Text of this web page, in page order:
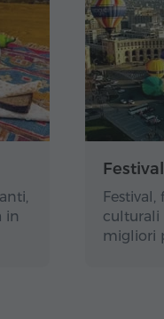
in
Festival,
culturali
migliori